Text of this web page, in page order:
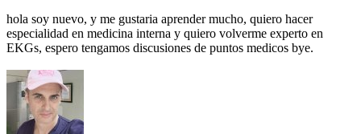
hola soy nuevo, y me gustaria aprender mucho, quiero hacer
especialidad en medicina interna y quiero volverme experto en
EKGs, espero tengamos discusiones de puntos medicos bye.